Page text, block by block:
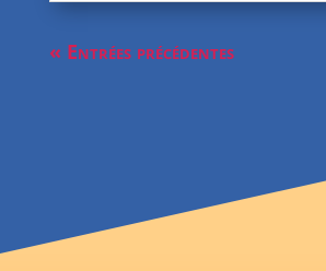
« Entrées précédentes